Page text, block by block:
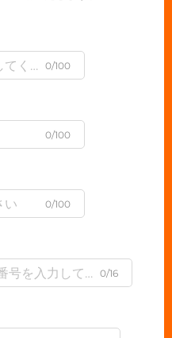
0/100
0/100
0/100
0/16